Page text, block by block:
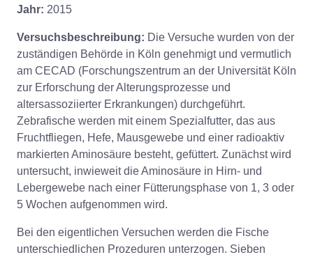
Jahr: 2015
Versuchsbeschreibung: Die Versuche wurden von der
zuständigen Behörde in Köln genehmigt und vermutlich
am CECAD (Forschungszentrum an der Universität Köln
zur Erforschung der Alterungsprozesse und
altersassoziierter Erkrankungen) durchgeführt.
Zebrafische werden mit einem Spezialfutter, das aus
Fruchtfliegen, Hefe, Mausgewebe und einer radioaktiv
markierten Aminosäure besteht, gefüttert. Zunächst wird
untersucht, inwieweit die Aminosäure in Hirn- und
Lebergewebe nach einer Fütterungsphase von 1, 3 oder
5 Wochen aufgenommen wird.
Bei den eigentlichen Versuchen werden die Fische
unterschiedlichen Prozeduren unterzogen. Sieben